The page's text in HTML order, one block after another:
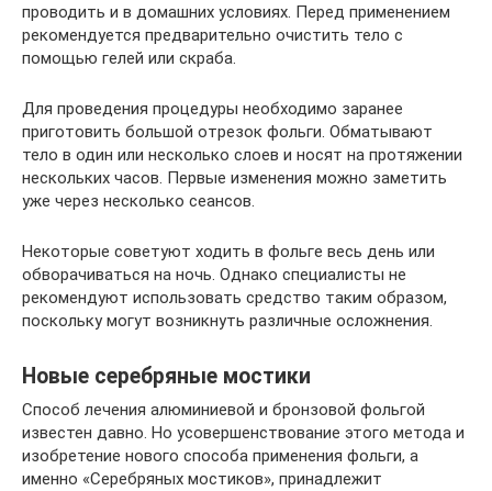
проводить и в домашних условиях. Перед применением
рекомендуется предварительно очистить тело с
помощью гелей или скраба.
Для проведения процедуры необходимо заранее
приготовить большой отрезок фольги. Обматывают
тело в один или несколько слоев и носят на протяжении
нескольких часов. Первые изменения можно заметить
уже через несколько сеансов.
Некоторые советуют ходить в фольге весь день или
обворачиваться на ночь. Однако специалисты не
рекомендуют использовать средство таким образом,
поскольку могут возникнуть различные осложнения.
Новые серебряные мостики
Способ лечения алюминиевой и бронзовой фольгой
известен давно. Но усовершенствование этого метода и
изобретение нового способа применения фольги, а
именно «Серебряных мостиков», принадлежит